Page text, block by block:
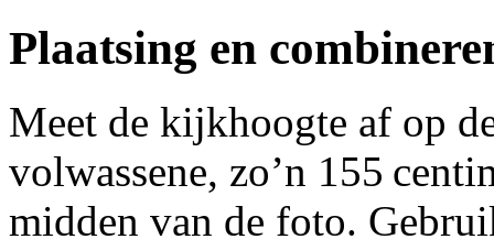
Plaatsing en
Meet de kijkhoogte af op
volwassene, zo’n 155
midden van de foto.